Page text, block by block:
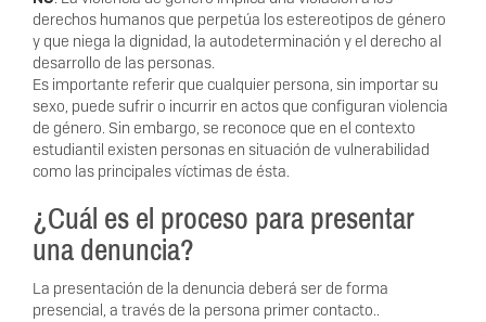
derechos humanos que perpetúa los estereotipos de género
y que niega la dignidad, la autodeterminación y el derecho al
desarrollo de las personas.
Es importante referir que cualquier persona, sin importar su
sexo, puede sufrir o incurrir en actos que conﬁguran violencia
de género. Sin embargo, se reconoce que en el contexto
estudiantil existen personas en situación de vulnerabilidad
como las principales víctimas de ésta.
¿Cuál es el proceso para presentar
una denuncia?
La presentación de la denuncia deberá ser de forma
presencial, a través de la persona primer contacto..